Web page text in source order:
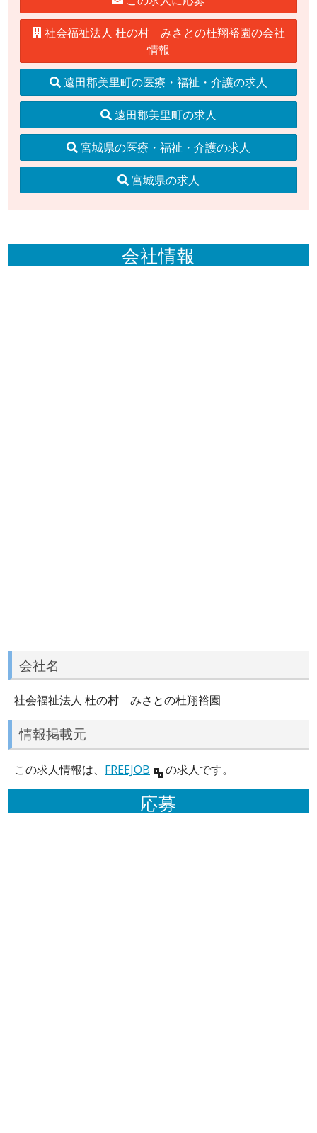
社会福祉法人 杜の村 みさとの杜翔裕園の会社
情報
遠田郡美里町の医療・福祉・介護の求人
遠田郡美里町の求人
宮城県の医療・福祉・介護の求人
宮城県の求人
会社情報
会社名
社会福祉法人 杜の村 みさとの杜翔裕園
情報掲載元
この求人情報は、 FREEJOB の求人です。
応募